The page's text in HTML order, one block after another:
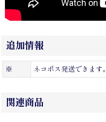
追加情報
※ ネコポス発送できます。
関連商品